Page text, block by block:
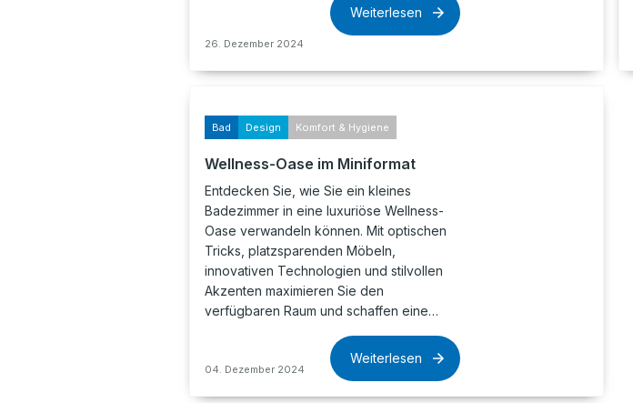
26. Dezember 2024
Weiterlesen
Bad Design Komfort & Hygiene
Wellness-Oase im Miniformat
Entdecken Sie, wie Sie ein kleines
Badezimmer in eine luxuriöse Wellness-
Oase verwandeln können. Mit optischen
Tricks, platzsparenden Möbeln,
innovativen Technologien und stilvollen
Akzenten maximieren Sie den
verfügbaren Raum und schaffen eine…
04. Dezember 2024
Weiterlesen